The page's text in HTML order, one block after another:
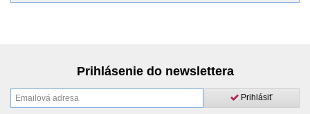
Prihlásenie do newslettera
Prihlásiť